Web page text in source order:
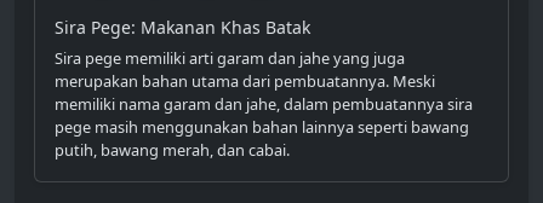
Sira Pege: Makanan Khas Batak
Sira pege memiliki arti garam dan jahe yang juga
merupakan bahan utama dari pembuatannya. Meski
memiliki nama garam dan jahe, dalam pembuatannya sira
pege masih menggunakan bahan lainnya seperti bawang
putih, bawang merah, dan cabai.